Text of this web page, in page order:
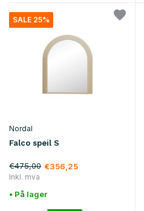
SALE 25%
Nordal
Falco speil S
€475,00 €356,25
Inkl. mva
• På lager